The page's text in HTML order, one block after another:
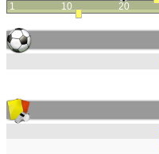
1 10 20